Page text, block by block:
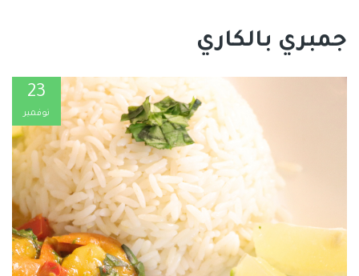
جمبري بالكاري
23
نوفمبر